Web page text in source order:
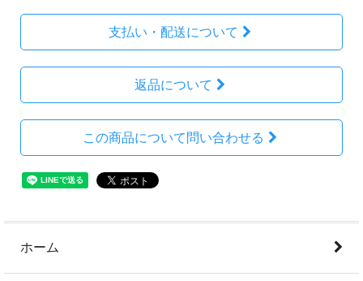
支払い・配送について
返品について
この商品について問い合わせる
ホーム